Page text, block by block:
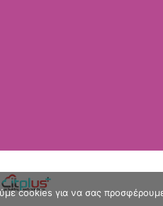
cookies για να σας